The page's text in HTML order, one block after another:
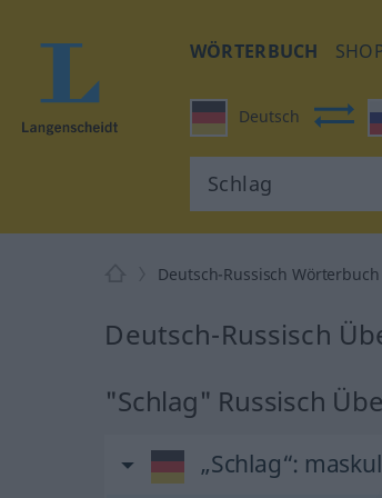
WÖRTERBUCH
Deutsch
Deutsch-Russisch Wörterbuch
Deutsch-Russisch
"Schlag" Russisch
„Schlag“: